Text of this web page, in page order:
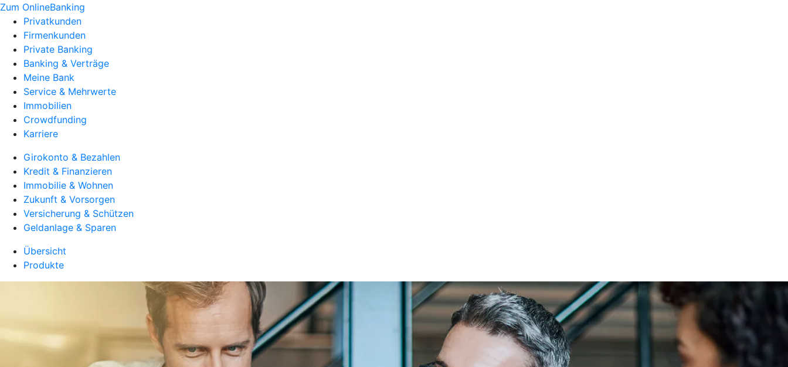
Zum OnlineBanking
Privatkunden
Firmenkunden
Private Banking
Banking & Verträge
Meine Bank
Service & Mehrwerte
Immobilien
Crowdfunding
Karriere
Girokonto & Bezahlen
Kredit & Finanzieren
Immobilie & Wohnen
Zukunft & Vorsorgen
Versicherung & Schützen
Geldanlage & Sparen
Übersicht
Produkte